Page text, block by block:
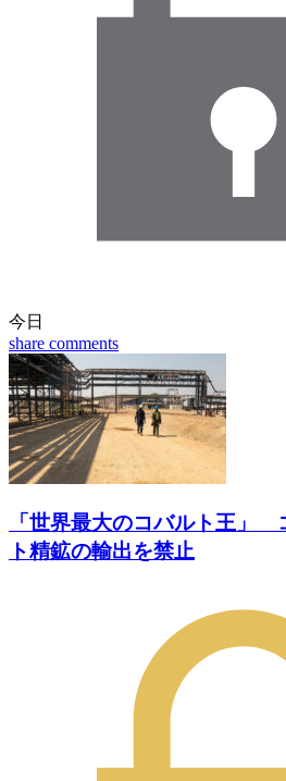
今日
share comments
「世界最大のコバルト王
ト精鉱の輸出を禁止